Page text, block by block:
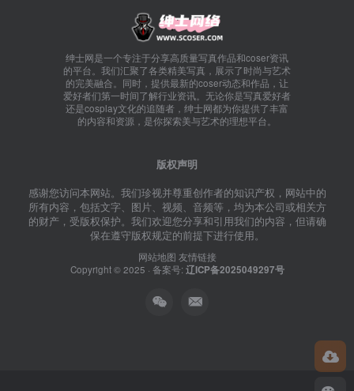
绅士网是一个专注于分享高质量写真作品和coser资讯
的平台。我们汇聚了各类精美写真，展示了时尚与艺术
的完美融合。同时，提供最新的coser动态和作品，让
爱好者们第一时间了解行业资讯。无论你是写真爱好者
还是cosplay文化的追随者，绅士网都为你提供了丰富
的内容和资源，是你探索美与艺术的理想平台。
版权声明
感谢您访问本网站。我们珍视并尊重创作者的知识产权，网站中的
所有内容，包括文字、图片、视频、音频等，均为本公司或相关方
的财产，受版权保护。我们欢迎您分享和引用我们的内容，但请确
保在遵守版权规定的前提下进行使用。
网站地图 友情链接
Copyright © 2025 · 备案号: 辽ICP备2025049297号